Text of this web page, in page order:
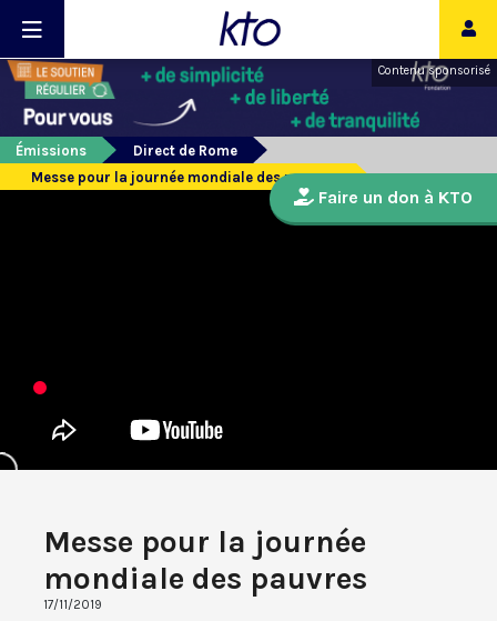
Contenu sponsorisé
Émissions
Direct de Rome
Messe pour la journée mondiale des pauvres
Messe pour la journée
mondiale des pauvres
17/11/2019
Faire un don à KTO